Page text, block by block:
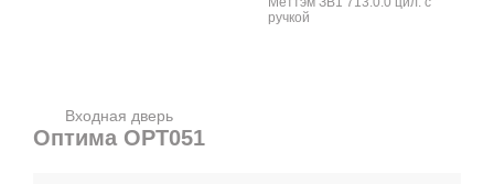
ручкой
Входная дверь
Оптима OPT051